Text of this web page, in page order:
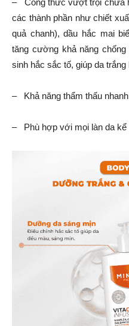
– Công thức vượt trội chứa
các thành phần như chiết
quả chanh), dầu hắc mai
tăng cường khả năng
sinh hắc sắc tố, giúp da trắng
– Khả năng thẩm thấu
– Phù hợp với mọi làn da kể